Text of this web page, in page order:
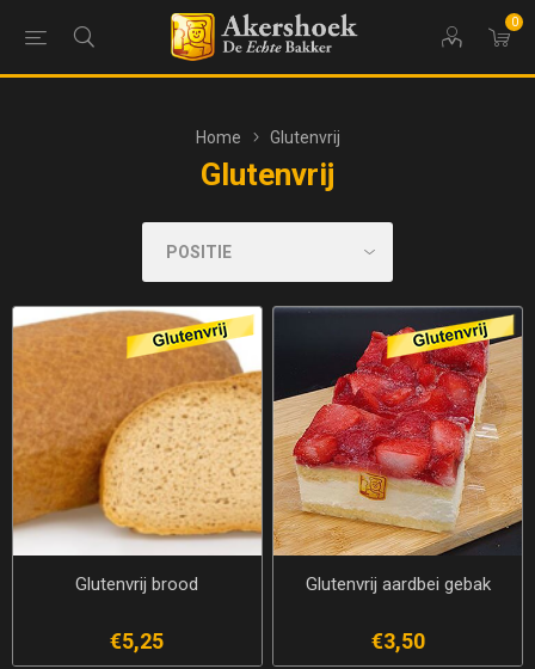
0
Home Glutenvrij
Glutenvrij
Glutenvrij brood
€5,25
Glutenvrij aardbei gebak
€3,50